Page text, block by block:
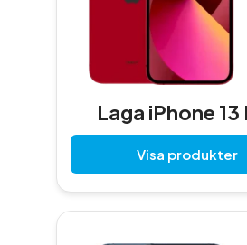
Laga iPhone 13
Visa produkter